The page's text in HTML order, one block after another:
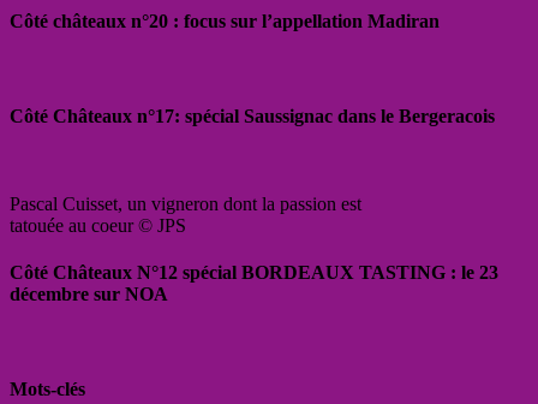
Côté châteaux n°20 : focus sur l’appellation Madiran
Côté Châteaux n°17: spécial Saussignac dans le Bergeracois
Pascal Cuisset, un vigneron dont la passion est
tatouée au coeur © JPS
Côté Châteaux N°12 spécial BORDEAUX TASTING : le 23
décembre sur NOA
Mots-clés